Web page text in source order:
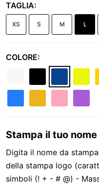
TAGLIA:
XS S M L
COLORE:
Stampa il tuo nome
Digita il nome da
della stampa logo
simboli (! + - # @) -